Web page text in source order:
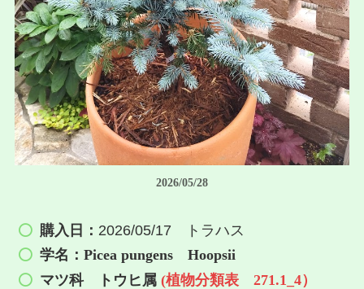
2026/05/28
購入日： 2026/05/17 トラハス
学名：Picea pungens Hoopsii
マツ科 トウヒ属 (植物分類表 271.1_4）